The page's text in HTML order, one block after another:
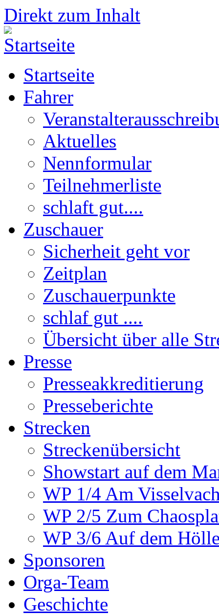
Direkt zum Inhalt
Startseite
Fahrer
Aktuelles
Nennformular
Teilnehmerliste
schlaft gut....
Zuschauer
Sicherheit geht vor
Zeitplan
Zuschauerpunkte
schlaf gut ....
Übersicht über alle
Presse
Presseakkreditierung
Presseberichte
Strecken
Streckenübersicht
Showstart auf dem
WP 1/4 Am
WP 2/5 Zum
WP 3/6 Auf dem
Sponsoren
Orga-Team
Geschichte